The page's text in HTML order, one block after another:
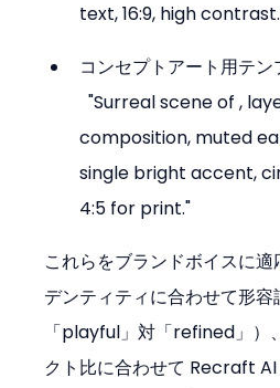
text, 16:9, high
コンセプトアート用テン
  "Surreal scene of
,
composition, muted
single bright accent,
4:5 for print."
これらをブランドボイスに
デンティティに合わせて形容
「playful」対「refined」）
クト比に合わせて Recraft